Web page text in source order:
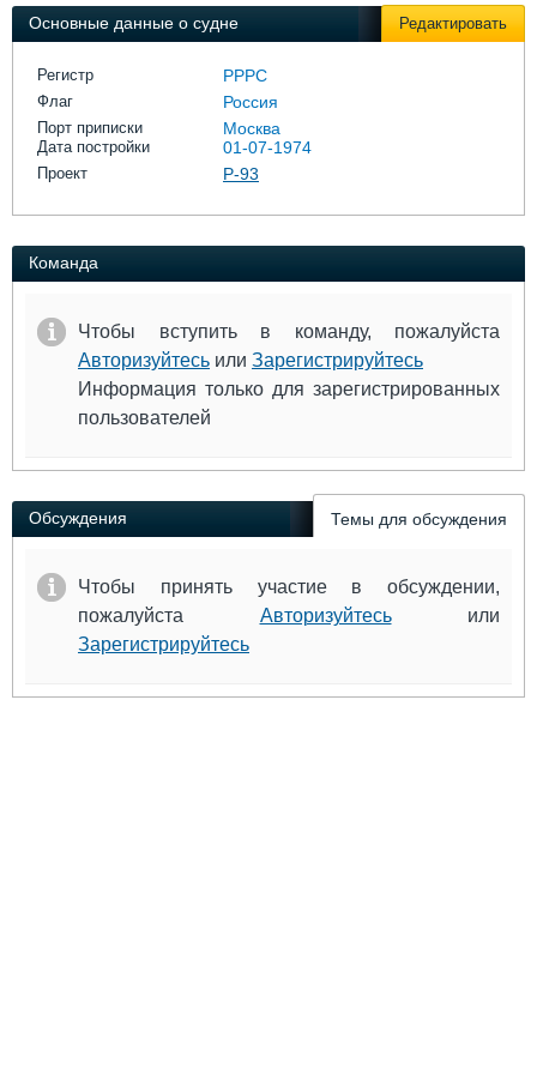
Выставки и семинары
Личности
Словарь
Галерея флота
Форум
Основные данные о судне Редактировать
Регистр РРРС
Флаг Россия
Порт приписки Москва
Дата постройки 01-07-1974
Проект Р-93
Команда
Чтобы вступить в команду, пожалуйста
Авторизуйтесь или Зарегистрируйтесь
Информация только для зарегистрированных
пользователей
Обсуждения Темы для обсуждения
Чтобы принять участие в обсуждении,
пожалуйста Авторизуйтесьили
Зарегистрируйтесь